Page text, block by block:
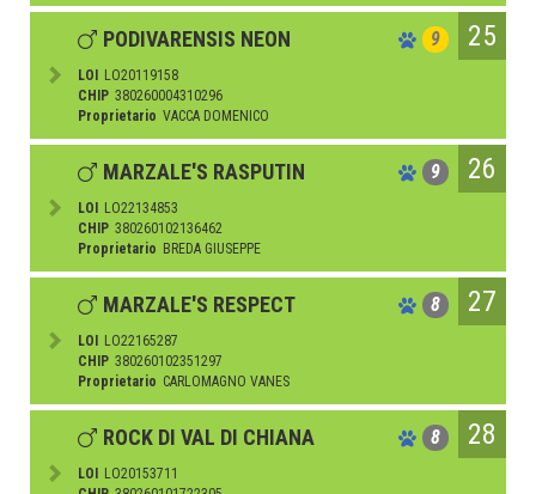
PODIVARENSIS NEON 9 25
LOI
LO20119158
CHIP 380260004310296
Proprietario VACCA DOMENICO
MARZALE'S RASPUTIN 9 26
LOI
LO22134853
CHIP 380260102136462
Proprietario BREDA GIUSEPPE
MARZALE'S RESPECT 8 27
LOI
LO22165287
CHIP 380260102351297
Proprietario CARLOMAGNO VANES
ROCK DI VAL DI CHIANA 8 28
LOI
LO20153711